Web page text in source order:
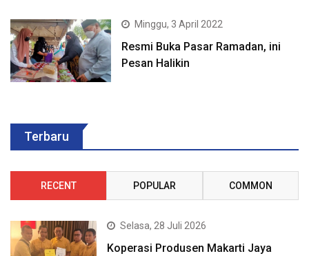
Minggu, 3 April 2022
Resmi Buka Pasar Ramadan, ini
Pesan Halikin
Terbaru
RECENT POPULAR COMMON
Selasa, 28 Juli 2026
Koperasi Produsen Makarti Jaya